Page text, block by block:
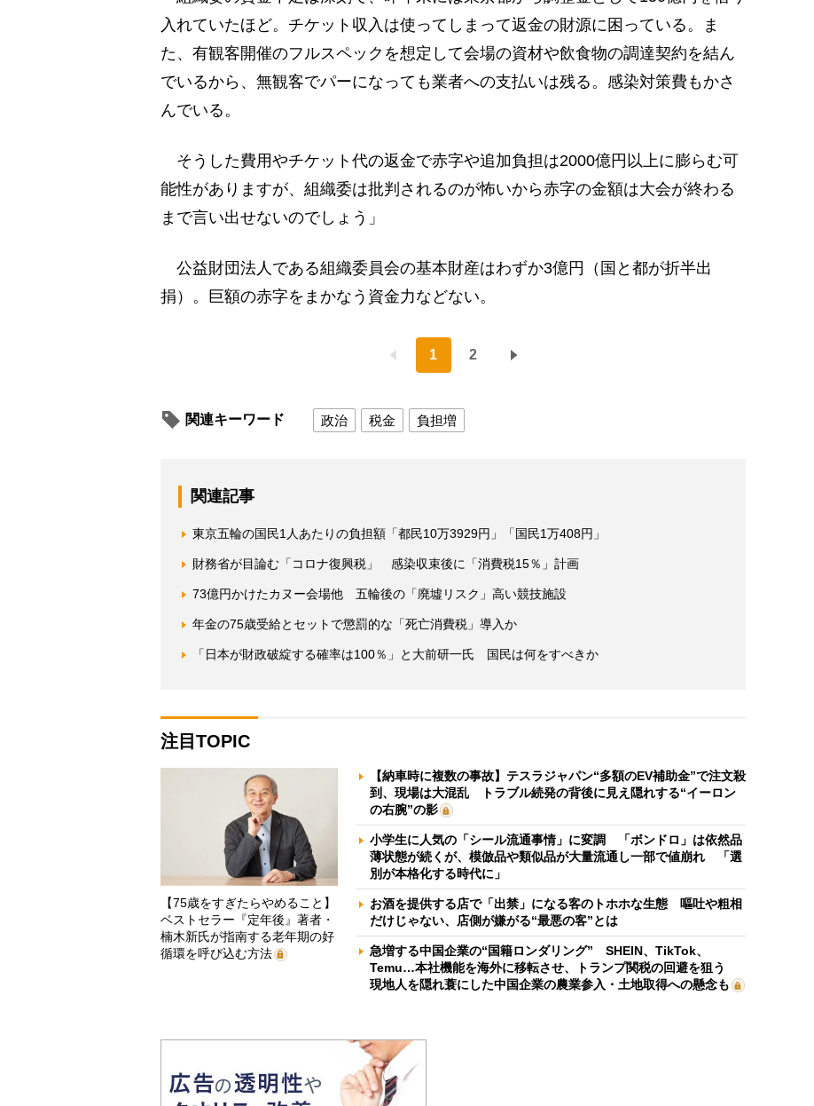
入れていたほど。チケット収入は使ってしまって返金の財源に困っている。ま
た、有観客開催のフルスペックを想定して会場の資材や飲食物の調達契約を結ん
でいるから、無観客でパーになっても業者への支払いは残る。感染対策費もかさ
んでいる。
そうした費用やチケット代の返金で赤字や追加負担は2000億円以上に膨らむ可
能性がありますが、組織委は批判されるのが怖いから赤字の金額は大会が終わる
まで言い出せないのでしょう」
公益財団法人である組織委員会の基本財産はわずか3億円（国と都が折半出
捐）。巨額の赤字をまかなう資金力などない。
1 2
関連キーワード 政治 税金 負担増
関連記事
東京五輪の国民1人あたりの負担額「都民10万3929円」「国民1万408円」
財務省が目論む「コロナ復興税」 感染収束後に「消費税15％」計画
73億円かけたカヌー会場他 五輪後の「廃墟リスク」高い競技施設
年金の75歳受給とセットで懲罰的な「死亡消費税」導入か
「日本が財政破綻する確率は100％」と大前研一氏 国民は何をすべきか
注目TOPIC
【75歳をすぎたらやめること】
ベストセラー『定年後』著者・
楠木新氏が指南する老年期の好
循環を呼び込む方法
【納車時に複数の事故】テスラジャパン“多額のEV補助金”で注文殺
到、現場は大混乱 トラブル続発の背後に見え隠れする“イーロン
の右腕”の影
小学生に人気の「シール流通事情」に変調 「ボンドロ」は依然品
薄状態が続くが、模倣品や類似品が大量流通し一部で値崩れ 「選
別が本格化する時代に」
お酒を提供する店で「出禁」になる客のトホホな生態 嘔吐や粗相
だけじゃない、店側が嫌がる“最悪の客”とは
急増する中国企業の“国籍ロンダリング” SHEIN、TikTok、
Temu…本社機能を海外に移転させ、トランプ関税の回避を狙う
現地人を隠れ蓑にした中国企業の農業参入・土地取得への懸念も